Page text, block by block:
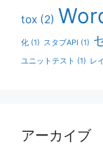
tox (2)
化 (1) スタブAPI (1)
ユニットテスト (1) レ
アーカイブ